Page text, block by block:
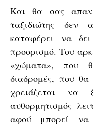
Και θα σας
ταξιδιώτης
καταφέρει να
προορισμό. Του
«χώματα», που
διαδρομές, που
χρειάζεται
αυθορμητισμός
αφού μπορεί να